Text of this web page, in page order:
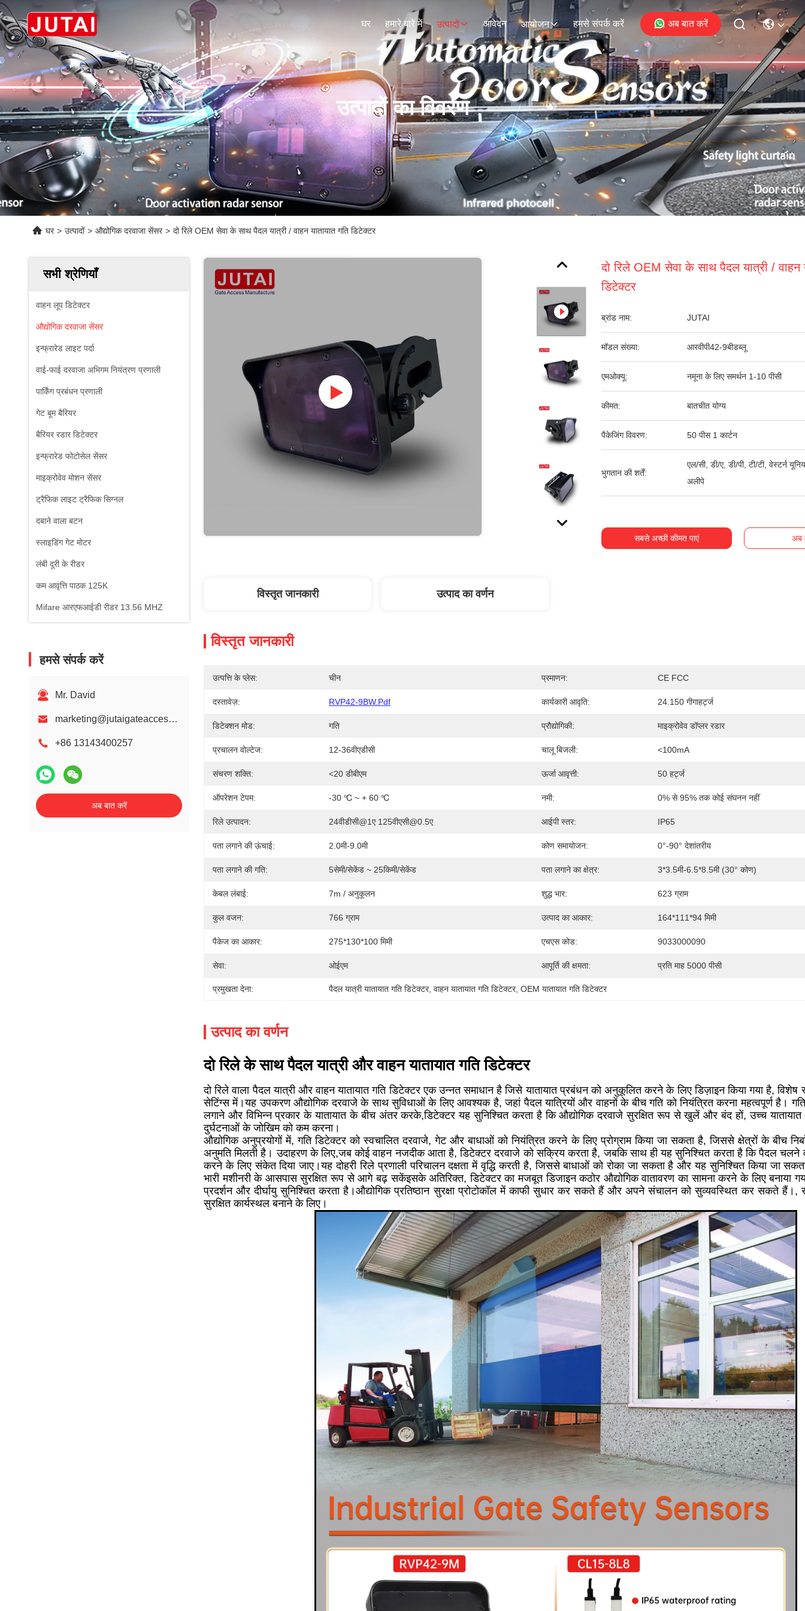
घर हमारे बारे में उत्पादों आवेदन आयोजन हमसे संपर्क करें अब बात करें
उत्पादों का विवरण
घर > उत्पादों > औद्योगिक दरवाजा सेंसर > दो रिले OEM सेवा के साथ पैदल यात्री / वाहन यातायात गति डिटेक्टर
सभी श्रेणियाँ
वाहन लूप डिटेक्टर
औद्योगिक दरवाजा सेंसर
इन्फ्रारेड लाइट पर्दा
वाई-फाई दरवाजा अभिगम नियंत्रण प्रणाली
पार्किंग प्रबंधन प्रणाली
गेट बूम बैरियर
बैरियर रडार डिटेक्टर
इन्फ्रारेड फोटोसेल सेंसर
माइक्रोवेव मोशन सेंसर
ट्रैफिक लाइट ट्रैफिक सिग्नल
दबाने वाला बटन
स्लाइडिंग गेट मोटर
लंबी दूरी के रीडर
कम आवृत्ति पाठक 125K
Mifare आरएफआईडी रीडर 13.56 MHZ
हमसे संपर्क करें
Mr. David
marketing@jutaigateaccess.com
+86 13143400257
अब बात करें
दो रिले OEM सेवा के साथ पैदल यात्री / वाहन
डिटेक्टर
ब्रांड नाम: JUTAI
मॉडल संख्या: आरवीपी42-9बीडब्लू
एमओक्यू: नमूना के लिए समर्थन 1-10 पीसी
कीमत: बातचीत योग्य
पैकेजिंग विवरण: 50 पीस 1 कार्टन
भुगतान की शर्तें:
एल/सी, डी/ए, डी/पी, टी/टी, वेस्टर्न
अलीपे
सबसे अच्छी कीमत पाएं अब
विस्तृत जानकारी उत्पाद का वर्णन
विस्तृत जानकारी
उत्पत्ति के प्लेस: चीन प्रमाणन: CE FCC
दस्तावेज़: RVP42-9BW.pdf कार्यकारी आवृति: 24.150 गीगाहर्ट्ज
डिटेक्शन मोड: गति प्रौद्योगिकी: माइक्रोवेव डॉप्लर रडार
प्रचालन वोल्टेज: 12-36वीएडीसी चालू बिजली: <100mA
संचरण शक्ति: <20 डीबीएम ऊर्जा आवृत्ती: 50 हर्ट्ज
ऑपरेशन टेपम: -30 ℃ ~ + 60 ℃ नमी: 0% से 95% तक कोई संघनन नहीं
रिले उत्पादन: 24वीडीसी@1ए 125वीएसी@0.5ए आईपी ​​​​स्तर: IP65
पता लगाने की ऊंचाई: 2.0मी-9.0मी कोण समायोजन: 0°-90° देशांतरीय
पता लगाने की गति: 5सेमी/सेकेंड ~ 25किमी/सेकेंड पता लगाने का क्षेत्र: 3*3.5मी-6.5*8.5मी (30° कोण)
केबल लंबाई: 7m / अनुकूलन शुद्ध भार: 623 ग्राम
कुल वजन: 766 ग्राम उत्पाद का आकार: 164*111*94 मिमी
पैकेज का आकार: 275*130*100 मिमी एचएस कोड: 9033000090
सेवा: ओईएम आपूर्ति की क्षमता: प्रति माह 5000 पीसी
प्रमुखता देना: पैदल यात्री यातायात गति डिटेक्टर, वाहन यातायात गति डिटेक्टर, OEM यातायात गति डिटेक्टर
उत्पाद का वर्णन
दो रिले के साथ पैदल यात्री और वाहन यातायात गति डिटेक्टर
दो रिले वाला पैदल यात्री और वाहन यातायात गति डिटेक्टर एक उन्नत समाधान है जिसे यातायात प्रबंधन को अनुकूलित करने के लिए डिज़ाइन किया गया है,
सेटिंग्स में।यह उपकरण औद्योगिक दरवाजे के साथ सुविधाओं के लिए आवश्यक है, जहां पैदल यात्रियों और वाहनों के बीच गति को नियंत्रित करना महत्वपूर्ण है।
लगाने और विभिन्न प्रकार के यातायात के बीच अंतर करके,डिटेक्टर यह सुनिश्चित करता है कि औद्योगिक दरवाजे सुरक्षित रूप से खुलें और बंद हों, उच्च यातायात
दुर्घटनाओं के जोखिम को कम करना।
औद्योगिक अनुप्रयोगों में, गति डिटेक्टर को स्वचालित दरवाजे, गेट और बाधाओं को नियंत्रित करने के लिए प्रोग्राम किया जा सकता है, जिससे क्षेत्रों के बीच
अनुमति मिलती है। उदाहरण के लिए,जब कोई वाहन नजदीक आता है, डिटेक्टर दरवाजे को सक्रिय करता है, जबकि साथ ही यह सुनिश्चित करता है कि पैदल चलने
करने के लिए संकेत दिया जाए।यह दोहरी रिले प्रणाली परिचालन दक्षता में वृद्धि करती है, जिससे बाधाओं को रोका जा सकता है और यह सुनिश्चित किया जा सकता
भारी मशीनरी के आसपास सुरक्षित रूप से आगे बढ़ सकेंइसके अतिरिक्त, डिटेक्टर का मजबूत डिजाइन कठोर औद्योगिक वातावरण का सामना करने के लिए बनाया
प्रदर्शन और दीर्घायु सुनिश्चित करता है।औद्योगिक प्रतिष्ठान सुरक्षा प्रोटोकॉल में काफी सुधार कर सकते हैं और अपने संचालन को सुव्यवस्थित कर सकते
सुरक्षित कार्यस्थल बनाने के लिए।